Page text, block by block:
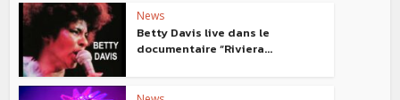
News
Betty Davis live dans le
documentaire “Riviera...